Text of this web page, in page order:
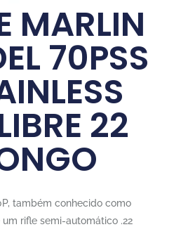
MARLIN
70PSS
22
também conhecido como
um rifle semi-automático .22